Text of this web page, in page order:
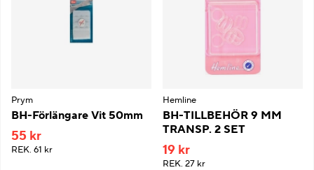
Prym
BH-Förlängare Vit 50mm
55 kr
REK. 61 kr
Hemline
BH-TILLBEHÖR 9 MM
TRANSP. 2 SET
19 kr
REK. 27 kr